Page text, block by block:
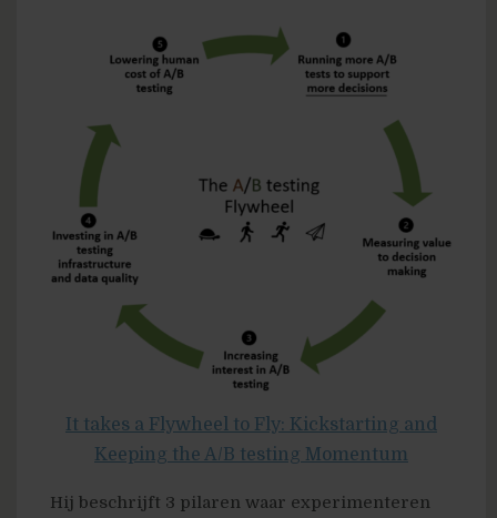
It takes a Flywheel to Fly: Kickstarting and
Keeping the A/B testing Momentum
Hij beschrijft 3 pilaren waar experimenteren